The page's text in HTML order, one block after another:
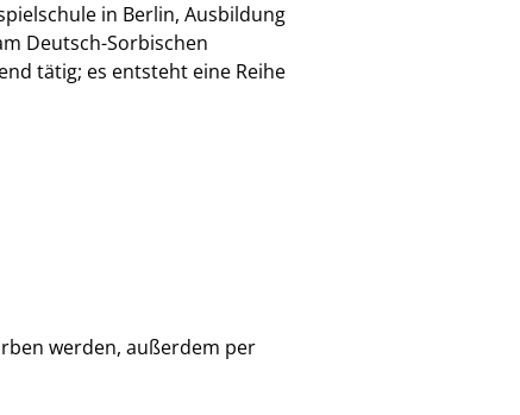
in Berlin, Ausbildung
Deutsch-Sorbischen
tätig; es entsteht eine Reihe
werden, außerdem per